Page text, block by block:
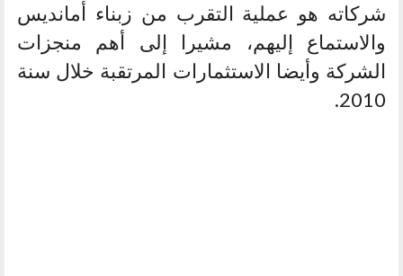
شركاته هو عملية التقرب من زبناء أمانديس
والاستماع إليهم، مشيرا إلى أهم منجزات
الشركة وأيضا الاستثمارات المرتقبة خلال سنة
2010.